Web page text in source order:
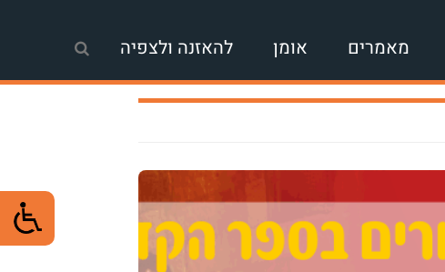
מאמרים אומן להאזנה ולצפיה